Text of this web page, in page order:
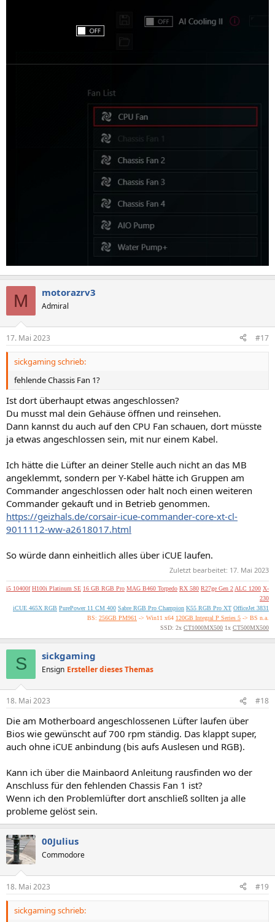
M motorazrv3
Admiral
17. Mai 2023 #17
sickgaming schrieb:
fehlende Chassis Fan 1?
Ist dort überhaupt etwas angeschlossen?
Du musst mal dein Gehäuse öffnen und reinsehen.
Dann kannst du auch auf den CPU Fan schauen, dort müsste
ja etwas angeschlossen sein, mit nur einem Kabel.
Ich hätte die Lüfter an deiner Stelle auch nicht an das MB
angeklemmt, sondern per Y-Kabel hätte ich Gruppen am
Commander angeschlossen oder halt noch einen weiteren
Commander gekauft und in Betrieb genommen.
https://geizhals.de/corsair-icue-commander-core-xt-cl-
9011112-ww-a2618017.html
So würde dann einheitlich alles über iCUE laufen.
Zuletzt bearbeitet: 17. Mai 2023
i5 10400f H100i Platinum SE 16 GB RGB Pro MAG B460 Torpedo RX 580 R27ge Gen 2 ALC 1200 X-
230
iCUE 465X RGB PurePower 11 CM 400 Sabre RGB Pro Champion K55 RGB Pro XT OfficeJet 3831
BS: 256GB PM961 -> Win11 x64 120GB Integral P Series 5 -> BS n.a.
SSD: 2x CT1000MX500 1x CT500MX500
S sickgaming
Ensign Ersteller dieses Themas
18. Mai 2023 #18
Die am Motherboard angeschlossenen Lüfter laufen über
Bios wie gewünscht auf 700 rpm ständig. Das klappt super,
auch ohne iCUE anbindung (bis aufs Auslesen und RGB).
Kann ich über die Mainbaord Anleitung rausfinden wo der
Anschluss für den fehlenden Chassis Fan 1 ist?
Wenn ich den Problemlüfter dort anschließ sollten ja alle
probleme gelöst sein.
00Julius
Commodore
18. Mai 2023 #19
sickgaming schrieb: